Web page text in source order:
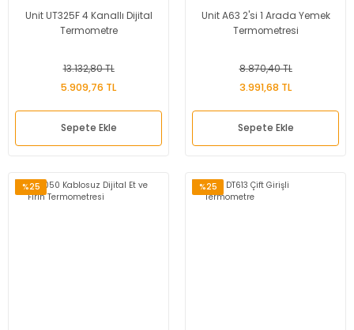
Unit UT325F 4 Kanallı Dijital
Termometre
13.132,80 TL
5.909,76 TL
Sepete Ekle
Unit A63 2'si 1 Arada Yemek
Termometresi
8.870,40 TL
3.991,68 TL
Sepete Ekle
%25 %25